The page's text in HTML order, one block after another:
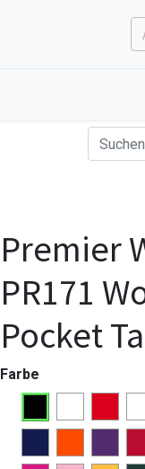
Premier
PR171
Pocket
Farbe